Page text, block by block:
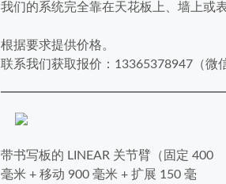
我们的系统完全靠在天花板上、墙上或
根据要求提供价格。
联系我们获取报价：13365378947（微
带书写板的 LINEAR 关节臂（固定 400
毫米 + 移动 900 毫米 + 扩展 150 毫